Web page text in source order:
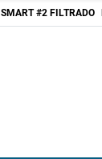
SMART #2 FILTRADO